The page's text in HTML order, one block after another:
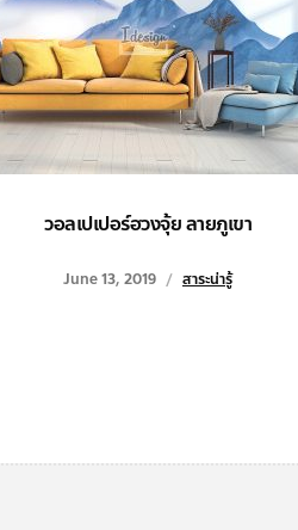
วอลเปเปอร์ฮวงจุ้ย ลายภูเขา
June 13, 2019 สาระน่ารู้